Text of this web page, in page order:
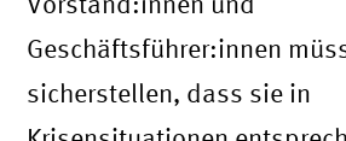
Geschäftsführer:innen
sicherstellen, dass sie in